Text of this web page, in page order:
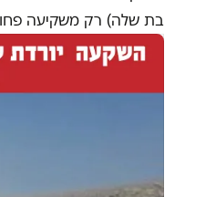
בת שלה) רק משקיעה